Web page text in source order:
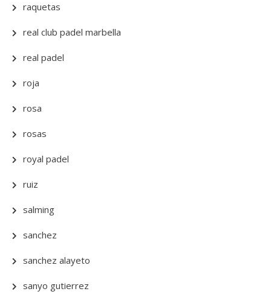
raquetas
real club padel marbella
real padel
roja
rosa
rosas
royal padel
ruiz
salming
sanchez
sanchez alayeto
sanyo gutierrez